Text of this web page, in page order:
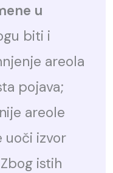
u
biti i
areola
pojava;
areole
uoči izvor
istih